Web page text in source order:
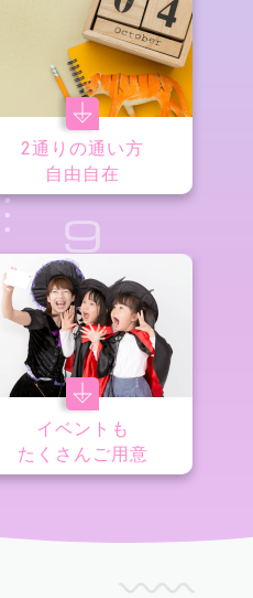
2通りの通い方
自由自在
9
イベントも
たくさんご用意